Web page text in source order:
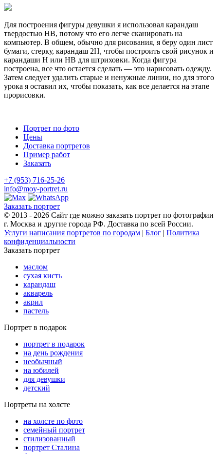
Для построения фигуры девушки я использовал карандаш
твердостью HB, потому что его легче сканировать на
компьютер. В общем, обычно для рисования, я беру один лист
бумаги, стерку, карандаш 2Н, чтобы построить свой рисунок и
карандаши H или HB для штриховки. Когда фигура
построена, все что остается сделать — это нарисовать одежду.
Затем следует удалить старые и ненужные линии, но для этого
урока я оставил их, чтобы показать, как все делается на этапе
прорисовки.
Портрет по фото
Цены
Доставка портретов
Пример работ
Заказать
+7 (953) 716-25-26
info@moy-portret.ru
Заказать портрет
© 2013 - 2026 Сайт где можно заказать портрет по фотографии
г. Москва и другие города РФ. Доставка по всей России.
Услуги написания портретов по городам | Блог | Политика
конфиденциальности
Заказать портрет
маслом
сухая кисть
карандаш
акварель
акрил
пастель
Портрет в подарок
портрет в подарок
на день рождения
необычный
на юбилей
для девушки
детский
Портреты на холсте
на холсте по фото
cемейный портрет
стилизованный
портрет Сталина